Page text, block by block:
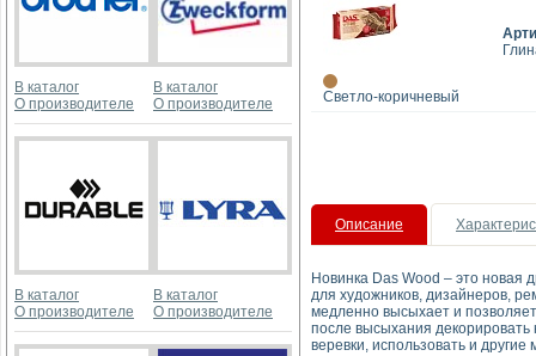
В каталог
О производителе
В каталог
О производителе
В каталог
О производителе
В каталог
О производителе
Светло-коричневый
Описание
Новинка Das Wood – это новая
для художников, дизайнеров,
медленно высыхает и
после высыхания
веревки, использовать и